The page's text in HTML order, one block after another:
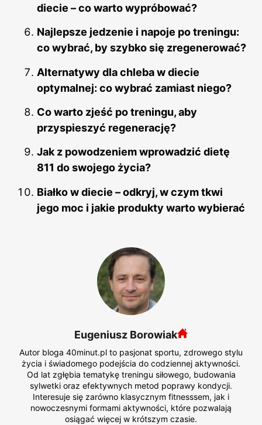
diecie – co warto wypróbować?
Najlepsze jedzenie i napoje po treningu:
co wybrać, by szybko się zregenerować?
Alternatywy dla chleba w diecie
optymalnej: co wybrać zamiast niego?
Co warto zjeść po treningu, aby
przyspieszyć regenerację?
Jak z powodzeniem wprowadzić dietę
811 do swojego życia?
Białko w diecie – odkryj, w czym tkwi
jego moc i jakie produkty warto wybierać
Eugeniusz Borowiak
Autor bloga 40minut.pl to pasjonat sportu, zdrowego stylu
życia i świadomego podejścia do codziennej aktywności.
Od lat zgłębia tematykę treningu siłowego, budowania
sylwetki oraz efektywnych metod poprawy kondycji.
Interesuje się zarówno klasycznym fitnesssem, jak i
nowoczesnymi formami aktywności, które pozwalają
osiągać więcej w krótszym czasie.